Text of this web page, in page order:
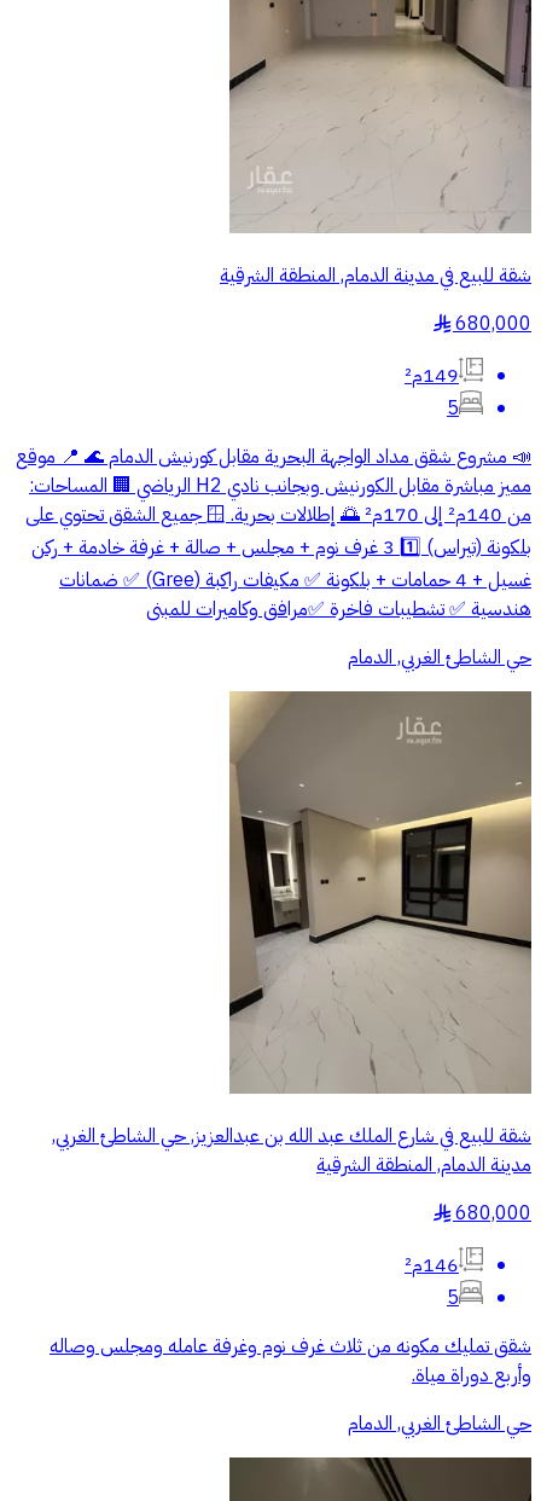
شقة للبيع في مدينة الدمام, المنطقة الشرقية
680,000
§
149م²
5
📣 مشروع شقق مداد الواجهة البحرية مقابل كورنيش الدمام 🌊 📍 موقع
مميز مباشرة مقابل الكورنيش وبجانب نادي H2 الرياضي 🏢 المساحات:
من 140م² إلى 170م² 🌅 إطلالات بحرية. 🪟 جميع الشقق تحتوي على
بلكونة (تيراس) 1️⃣ 3 غرف نوم + مجلس + صالة + غرفة خادمة + ركن
غسيل + 4 حمامات + بلكونة ✅ مكيفات راكبة (Gree) ✅ ضمانات
هندسية ✅ تشطيبات فاخرة ✅مرافق وكاميرات للمبنى
حي الشاطئ الغربي, الدمام
شقة للبيع في شارع الملك عبد الله بن عبدالعزيز, حي الشاطئ الغربي,
مدينة الدمام, المنطقة الشرقية
680,000
§
146م²
5
شقق تمليك مكونه من ثلاث غرف نوم وغرفة عامله ومجلس وصاله
وأربع دوراة مياة.
حي الشاطئ الغربي, الدمام